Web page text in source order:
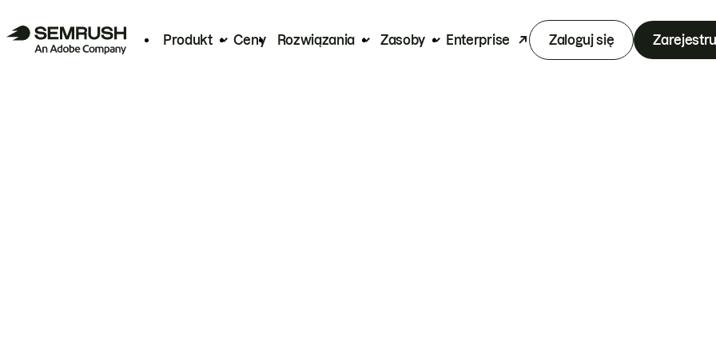
Produkt Ceny Rozwiązania Zasoby Enterprise Zaloguj się